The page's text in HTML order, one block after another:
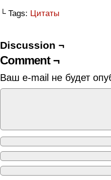
└ Tags: Цитаты
Discussion ¬
Comment ¬
Ваш e-mail не будет